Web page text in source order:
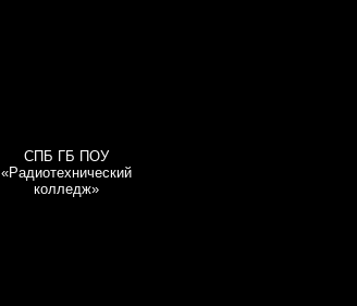
СПБ ГБ ПОУ
«Радиотехнический
колледж»